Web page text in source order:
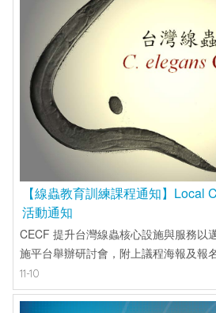
【線蟲教育訓練課程通知】Local
活動通知
CECF 提升台灣線蟲核心設施與服務以
施平台舉辦研討會，附上議程海報及報
11-10